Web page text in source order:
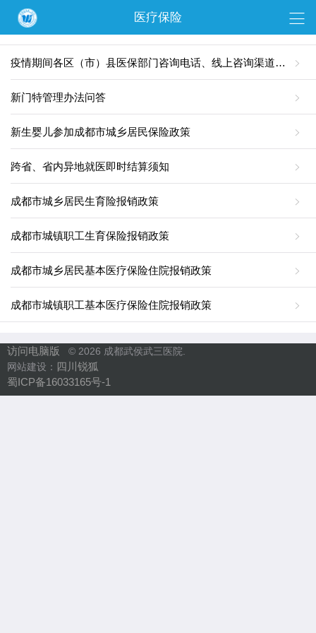
医疗保险
疫情期间各区（市）县医保部门咨询电话、线上咨询渠道请查收！
新门特管理办法问答
新生婴儿参加成都市城乡居民保险政策
跨省、省内异地就医即时结算须知
成都市城乡居民生育险报销政策
成都市城镇职工生育保险报销政策
成都市城乡居民基本医疗保险住院报销政策
成都市城镇职工基本医疗保险住院报销政策
访问电脑版
© 2026 成都武侯武三医院.
网站建设： 四川锐狐
蜀ICP备16033165号-1